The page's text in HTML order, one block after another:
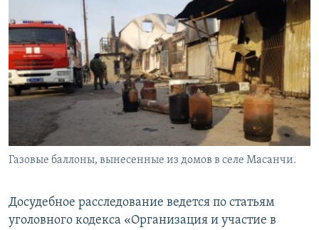
Газовые баллоны, вынесенные из домов в селе Масанчи.
Досудебное расследование ведется по статьям
уголовного кодекса «Организация и участие в